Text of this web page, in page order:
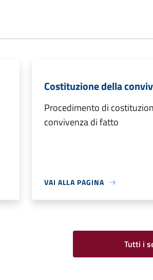
Costituzione della
Procedimento di
convivenza di fatto
VAI ALLA PAGINA
Tutti i